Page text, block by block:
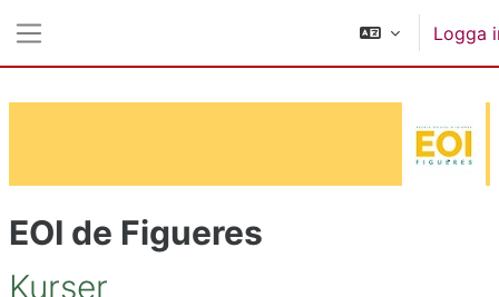
Logga
EOI de Figueres
Kurser